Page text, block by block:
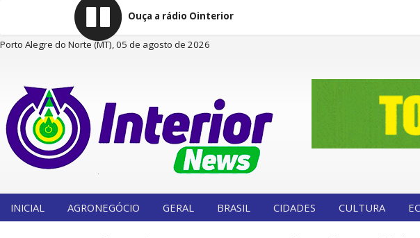
Ouça a rádio Ointerior